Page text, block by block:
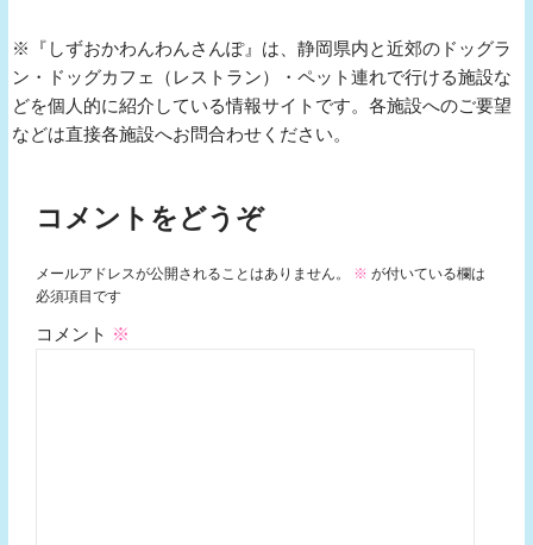
※『しずおかわんわんさんぽ』は、静岡県内と近郊のドッグラ
ン・ドッグカフェ（レストラン）・ペット連れで行ける施設な
どを個人的に紹介している情報サイトです。各施設へのご要望
などは直接各施設へお問合わせください。
コメントをどうぞ
メールアドレスが公開されることはありません。 ※ が付いている欄は
必須項目です
コメント ※